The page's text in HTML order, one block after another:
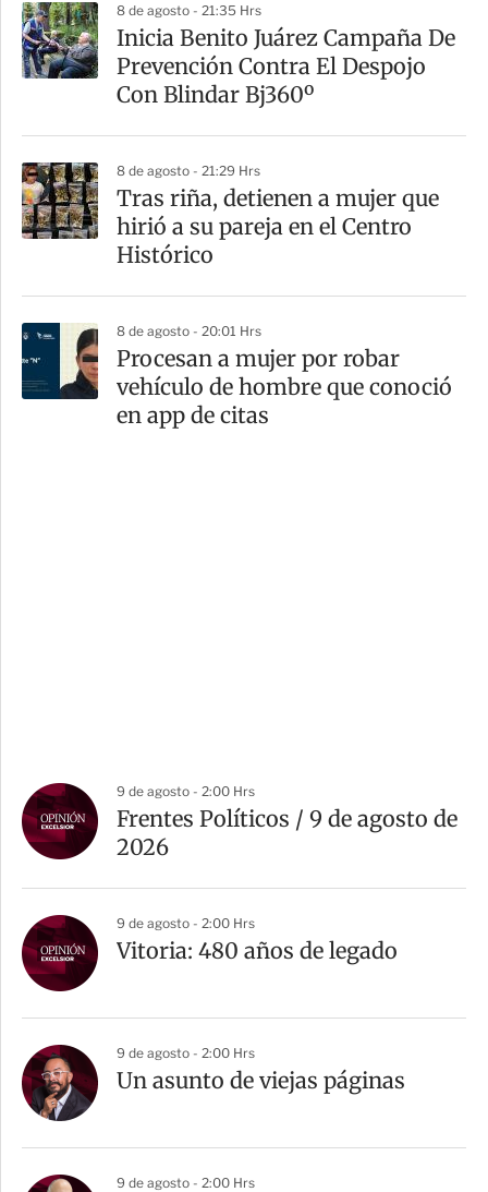
8 de agosto - 21:35 Hrs
Inicia Benito Juárez Campaña De
Prevención Contra El Despojo
Con Blindar Bj360º
8 de agosto - 21:29 Hrs
Tras riña, detienen a mujer que
hirió a su pareja en el Centro
Histórico
8 de agosto - 20:01 Hrs
Procesan a mujer por robar
vehículo de hombre que conoció
en app de citas
9 de agosto - 2:00 Hrs
Frentes Políticos / 9 de agosto de
2026
9 de agosto - 2:00 Hrs
Vitoria: 480 años de legado
9 de agosto - 2:00 Hrs
Un asunto de viejas páginas
9 de agosto - 2:00 Hrs